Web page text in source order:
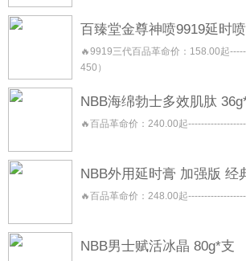
🔥9919三代百品革命价：158.00起
450）
NBB海绵勃士多效肌肽
🔥百品革命价：240.00起
NBB外用延时膏 加强版 经
🔥百品革命价：248.00起
NBB男士赋活冰晶 80g*支